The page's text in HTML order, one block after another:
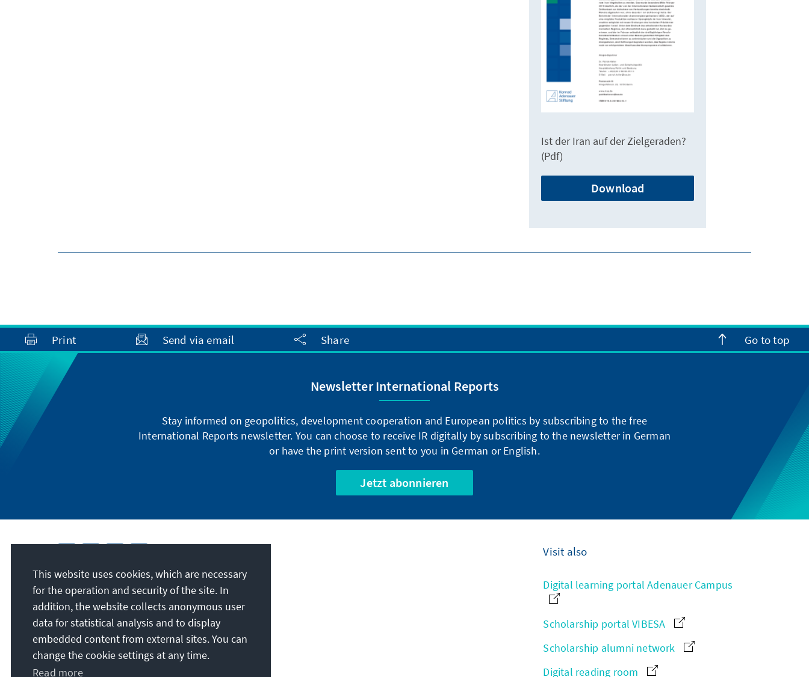
Ist der Iran auf der Zielgeraden?
(Pdf)
Download
Print Send via email Share Go to top
Newsletter International Reports
Stay informed on geopolitics, development cooperation and European politics by subscribing to the free
International Reports newsletter. You can choose to receive IR digitally by subscribing to the newsletter in German
or have the print version sent to you in German or English.
Jetzt abonnieren
Visit also
Digital learning portal Adenauer Campus
Scholarship portal VIBESA
Scholarship alumni network
Digital reading room
This website uses cookies, which are necessary
for the operation and security of the site. In
addition, the website collects anonymous user
data for statistical analysis and to display
embedded content from external sites. You can
change the cookie settings at any time.
Read more